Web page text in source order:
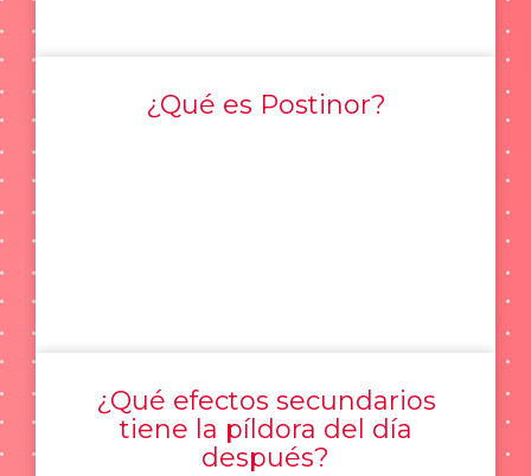
¿Qué es Postinor?
¿Qué efectos secundarios
tiene la píldora del día
después?